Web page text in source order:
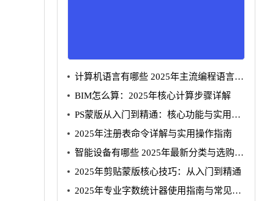
景解析
BIM怎么算：2025年核心计算步骤详解
2025年注册表命令详解与实用操作指南
2025年剪贴蒙版核心技巧：从入门到精通